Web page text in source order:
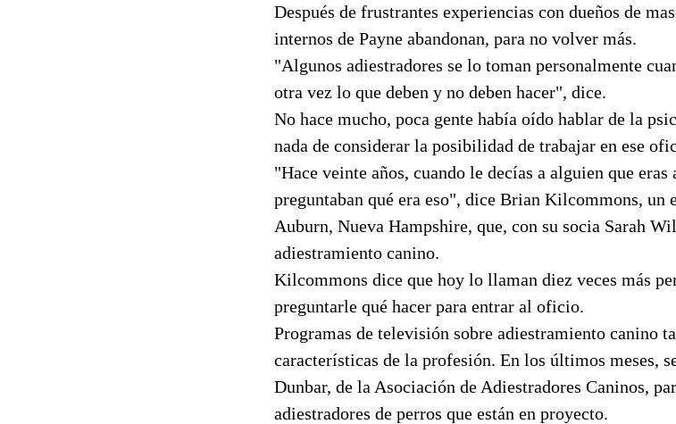
Después de frustrantes experiencias con dueños de
internos de Payne abandonan, para no volver más.
"Algunos adiestradores se lo toman personalmente
otra vez lo que deben y no deben hacer", dice.
No hace mucho, poca gente había oído hablar de la
nada de considerar la posibilidad de trabajar en ese
"Hace veinte años, cuando le decías a alguien que
preguntaban qué era eso", dice Brian Kilcommons, un
Auburn, Nueva Hampshire, que, con su socia Sarah
adiestramiento canino.
Kilcommons dice que hoy lo llaman diez veces más
preguntarle qué hacer para entrar al oficio.
Programas de televisión sobre adiestramiento canino
características de la profesión. En los últimos meses,
Dunbar, de la Asociación de Adiestradores Caninos,
adiestradores de perros que están en proyecto.